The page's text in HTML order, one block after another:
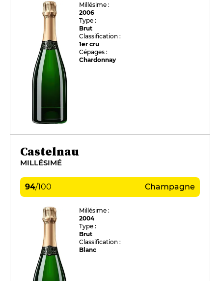
Millésime :
2006
Type :
Brut
Classification :
1er cru
Cépages :
Chardonnay
Castelnau
MILLÉSIMÉ
94/100 Champagne
Millésime :
2004
Type :
Brut
Classification :
Blanc